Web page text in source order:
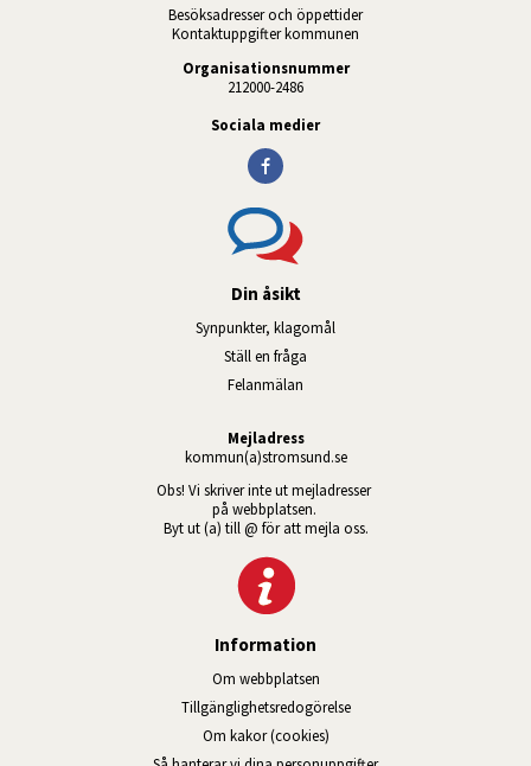
Besöksadresser och öppettider
Kontaktuppgifter kommunen
Organisationsnummer
212000-2486
Sociala medier
Din åsikt
Synpunkter, klagomål
Ställ en fråga
Felanmälan
Mejladress
kommun(a)stromsund.se
Obs! Vi skriver inte ut mejladresser
på webbplatsen.
Byt ut (a) till @ för att mejla oss.
Information
Om webbplatsen
Tillgänglig­hets­redo­görelse
Om kakor (cookies)